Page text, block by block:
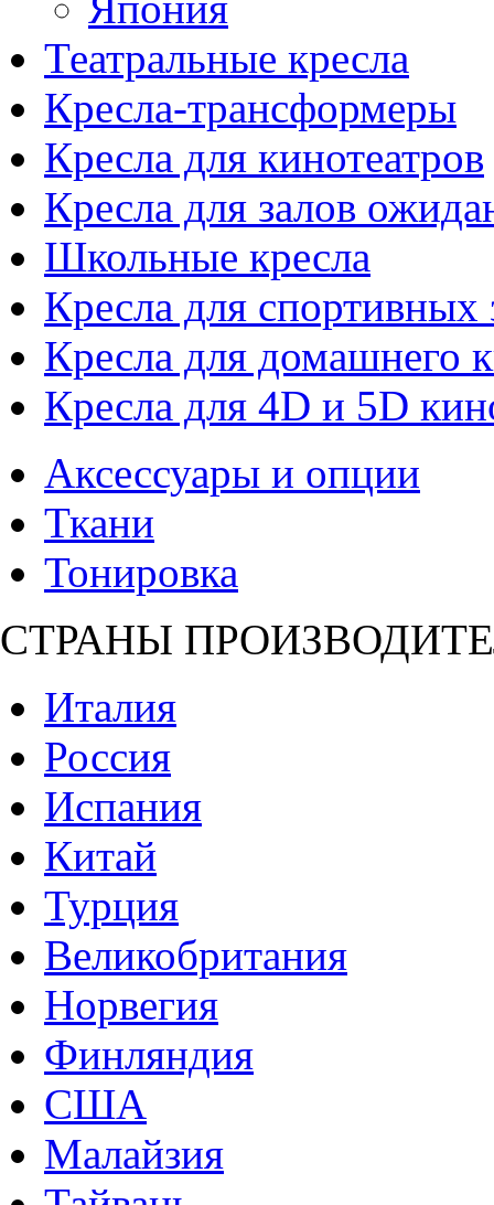
Театральные кресла
Кресла-трансформеры
Кресла для кинотеатров
Кресла для залов
Школьные кресла
Кресла для спортивных
Кресла для домашнего
Кресла для 4D и 5D
Аксессуары и опции
Ткани
Тонировка
СТРАНЫ
Италия
Россия
Испания
Китай
Турция
Великобритания
Норвегия
Финляндия
США
Малайзия